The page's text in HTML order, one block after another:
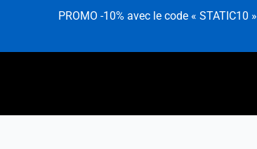
PROMO -10% avec le code « STATIC10 »